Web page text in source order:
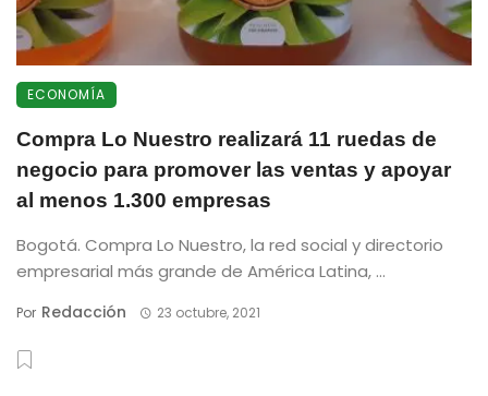
ECONOMÍA
Compra Lo Nuestro realizará 11 ruedas de
negocio para promover las ventas y apoyar
al menos 1.300 empresas
Bogotá. Compra Lo Nuestro, la red social y directorio
empresarial más grande de América Latina, ...
Por Redacción 23 octubre, 2021